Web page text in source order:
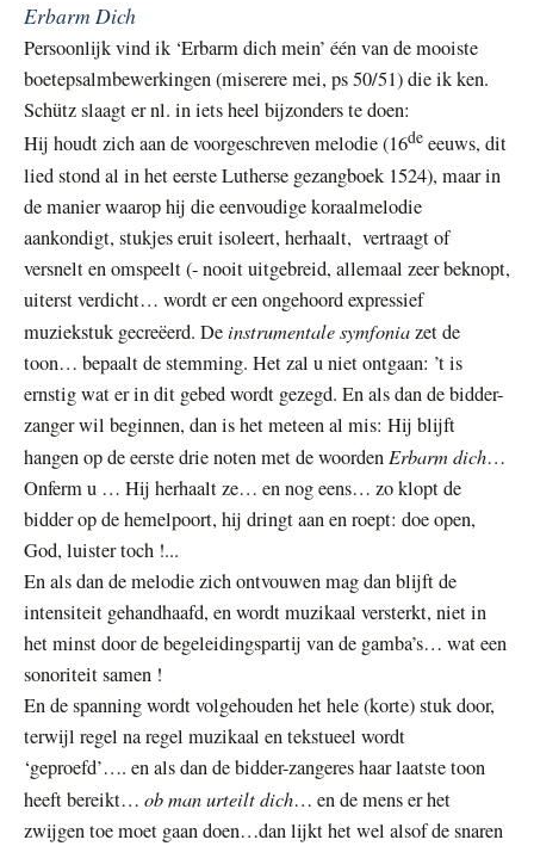
Erbarm Dich
Persoonlijk vind ik ‘Erbarm dich mein’ één van de mooiste
boetepsalmbewerkingen (miserere mei, ps 50/51) die ik ken.
Schütz slaagt er nl. in iets heel bijzonders te doen:
Hij houdt zich aan de voorgeschreven melodie (16de eeuws, dit
lied stond al in het eerste Lutherse gezangboek 1524), maar in
de manier waarop hij die eenvoudige koraalmelodie
aankondigt, stukjes eruit isoleert, herhaalt, vertraagt of
versnelt en omspeelt (- nooit uitgebreid, allemaal zeer beknopt,
uiterst verdicht… wordt er een ongehoord expressief
muziekstuk gecreëerd. Deinstrumentale symfoniazet de
toon… bepaalt de stemming. Het zal u niet ontgaan: ’t is
ernstig wat er in dit gebed wordt gezegd. En als dan de bidder-
zanger wil beginnen, dan is het meteen al mis: Hij blijft
hangen op de eerste drie noten met de woorden Erbarm dich…
Onferm u … Hij herhaalt ze… en nog eens… zo klopt de
bidder op de hemelpoort, hij dringt aan en roept: doe open,
God, luister toch !...
En als dan de melodie zich ontvouwen mag dan blijft de
intensiteit gehandhaafd, en wordt muzikaal versterkt, niet in
het minst door de begeleidingspartij van de gamba’s… wat een
sonoriteit samen !
En de spanning wordt volgehouden het hele (korte) stuk door,
terwijl regel na regel muzikaal en tekstueel wordt
‘geproefd’…. en als dan de bidder-zangeres haar laatste toon
heeft bereikt… ob man urteilt dich… en de mens er het
zwijgen toe moet gaan doen…dan lijkt het wel alsof de snaren